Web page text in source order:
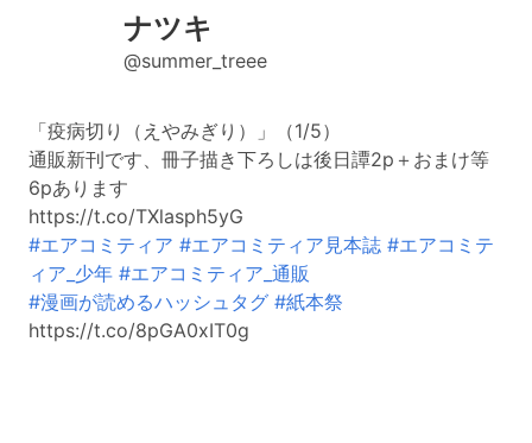
ナツキ
@summer_treee
「疫病切り（えやみぎり）」（1/5）
通販新刊です、冊子描き下ろしは後日譚2p＋おまけ等
6pあります
https://t.co/TXlasph5yG
#エアコミティア #エアコミティア見本誌 #エアコミテ
ィア_少年 #エアコミティア_通販
#漫画が読めるハッシュタグ #紙本祭
https://t.co/8pGA0xIT0g